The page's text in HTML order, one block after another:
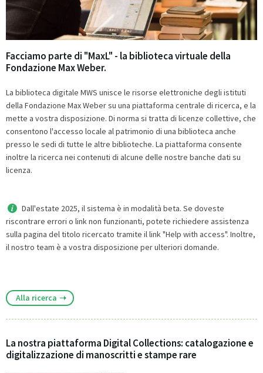
Facciamo parte di "MaxL" - la biblioteca virtuale della
Fondazione Max Weber.
La biblioteca digitale MWS unisce le risorse elettroniche degli istituti
della Fondazione Max Weber su una piattaforma centrale di ricerca, e la
mette a vostra disposizione. Di norma si tratta di licenze collettive, che
consentono l'accesso locale al patrimonio di una biblioteca anche
presso le sedi di tutte le altre biblioteche. La piattaforma consente
inoltre la ricerca nei contenuti di alcune delle nostre banche dati su
licenza.
Dall'estate 2025, il sistema è in modalità beta. Se doveste
riscontrare errori o link non funzionanti, potete richiedere assistenza
sulla pagina del titolo ricercato tramite il link "Help with access". Inoltre,
il nostro team è a vostra disposizione per ulteriori domande.
Alla ricerca
La nostra piattaforma Digital Collections: catalogazione e
digitalizzazione di manoscritti e stampe rare